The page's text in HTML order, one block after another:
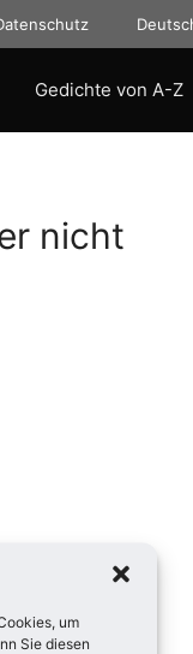
um
Sie diesen
Gedichte von A-Z
nicht